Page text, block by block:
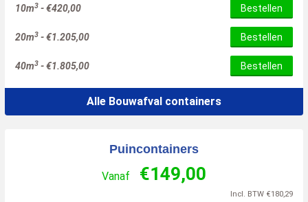
10m3 -€420,00 Bestellen
20m3 -€1.205,00 Bestellen
40m3 -€1.805,00 Bestellen
Alle Bouwafval containers
Puincontainers
Vanaf €149,00
Incl. BTW €180,29